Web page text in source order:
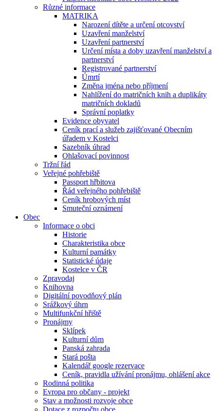
Různé informace
MATRIKA
Narození dítěte a určení otcovství
Uzavření manželství
Uzavření partnerství
Určení místa a doby uzavření manželství a
partnerství
Registrované partnerství
Úmrtí
Změna jména nebo příjmení
Nahlížení do matričních knih a duplikáty
matričních dokladů
Správní poplatky
Evidence obyvatel
Ceník prací a služeb zajišťované Obecním
úřadem v Kostelci
Sazebník úhrad
Ohlašovací povinnost
Tržní řád
Veřejné pohřebiště
Passport hřbitova
Řád veřejného pohřebiště
Ceník hrobových míst
Smuteční oznámení
Obec
Informace o obci
Historie
Charakteristika obce
Kulturní památky
Statistické údaje
Kostelce v ČR
Zpravodaj
Knihovna
Digitální povodňový plán
Srážkový úhrn
Multifunkční hřiště
Pronájmy
Sklípek
Kulturní dům
Panská zahrada
Stará pošta
Kalendář google rezervace
Ceník, pravidla užívání pronájmu, ohlášení akce
Rodinná politika
Evropa pro občany - projekt
Stav a možnosti rozvoje obce
Dotace z rozpočtu obce